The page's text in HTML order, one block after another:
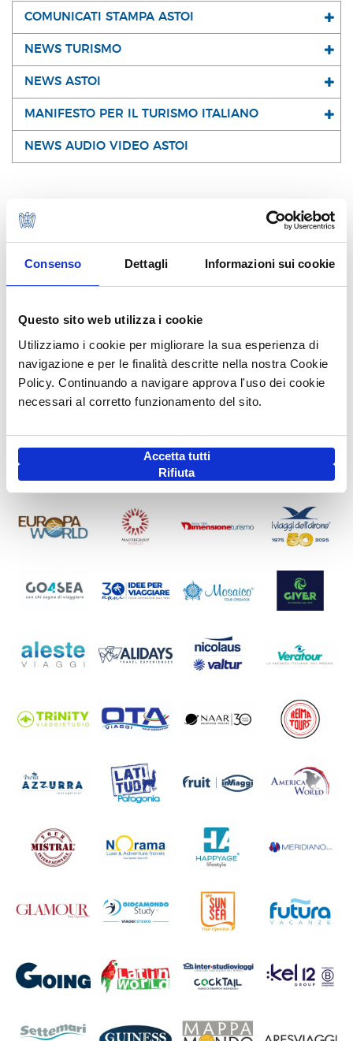
Consenso Dettagli Informazioni sui cookie
Questo sito web utilizza i cookie
Utilizziamo i cookie per migliorare la sua esperienza di
navigazione e per le finalità descritte nella nostra Cookie
Policy. Continuando a navigare approva l'uso dei cookie
necessari al corretto funzionamento del sito.
Accetta tutti
Rifiuta
COMUNICATI STAMPA ASTOI
NEWS TURISMO
NEWS ASTOI
MANIFESTO PER IL TURISMO ITALIANO
NEWS AUDIO VIDEO ASTOI
I NOSTRI SOCI